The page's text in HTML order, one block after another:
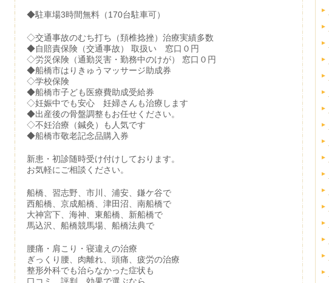
◆駐車場3時間無料（170台駐車可）
◇交通事故のむち打ち（頚椎捻挫）治療実績多数
◆自賠責保険（交通事故） 取扱い 窓口０円
◇労災保険（通勤災害・勤務中のけが） 窓口０円
◆船橋市はりきゅうマッサージ助成券
◇学校保険
◆船橋市子ども医療費助成受給券
◇妊娠中でも安心 妊婦さんも治療します
◆出産後の骨盤調整もお任せください。
◇不妊治療（鍼灸）も人気です
◆船橋市敬老記念品購入券
新患・初診随時受け付けしております。
お気軽にご相談ください。
船橋、習志野、市川、浦安、鎌ケ谷で
西船橋、京成船橋、津田沼、南船橋で
大神宮下、海神、東船橋、新船橋で
馬込沢、船橋競馬場、船橋法典で
腰痛・肩こり・寝違えの治療
ぎっくり腰、肉離れ、頭痛、疲労の治療
整形外科でも治らなかった症状も
口コミ、評判、効果で選ぶなら